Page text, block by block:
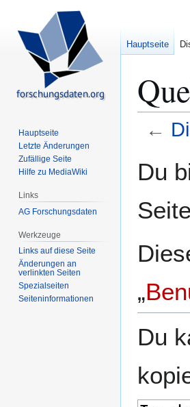
←
Navigation
Suche
Du
„
Du
Hauptseite
Hauptseite
Letzte Änderungen
Zufällige Seite
Hilfe zu MediaWiki
Links
AG Forschungsdaten
Werkzeuge
Links auf diese Seite
Änderungen an
verlinkten Seiten
Spezialseiten
Seiten­­informationen